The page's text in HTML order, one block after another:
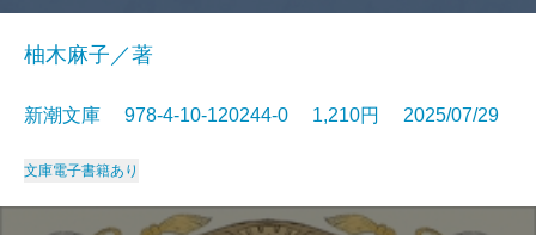
柚木麻子／著
新潮文庫 978-4-10-120244-0 1,210円 2025/07/29
文庫電子書籍あり